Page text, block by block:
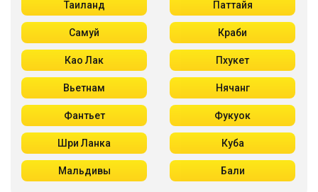
Таиланд Паттайя
Самуй Краби
Као Лак Пхукет
Вьетнам Нячанг
Фантьет Фукуок
Шри Ланка Куба
Мальдивы Бали